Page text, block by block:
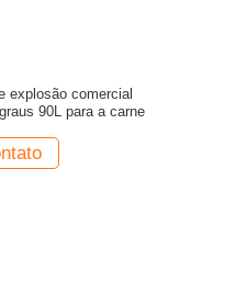
explosão comercial
90L para a carne